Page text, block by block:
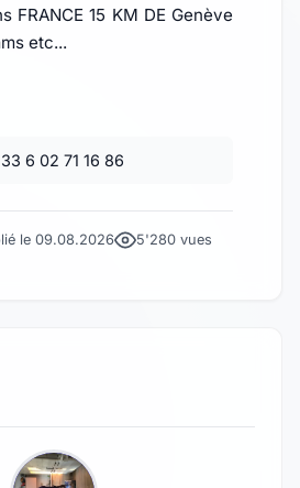
FRANCE 15 KM DE Genève
etc...
6 02 71 16 86
le 09.08.2026 5'280 vues